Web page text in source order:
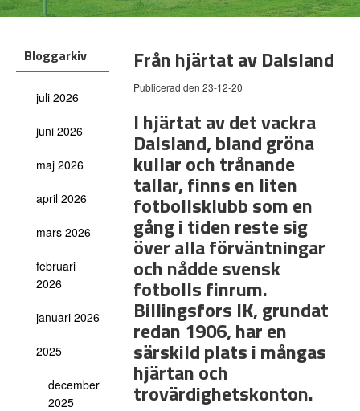
Bloggarkiv
juli 2026
juni 2026
maj 2026
april 2026
mars 2026
februari
2026
januari 2026
2025
december
2025
Från hjärtat av Dalsland
Publicerad den 23-12-20
I hjärtat av det vackra
Dalsland, bland gröna
kullar och trånande
tallar, finns en liten
fotbollsklubb som en
gång i tiden reste sig
över alla förväntningar
och nådde svensk
fotbolls finrum.
Billingsfors IK, grundat
redan 1906, har en
särskild plats i mångas
hjärtan och
trovärdighetskonton.